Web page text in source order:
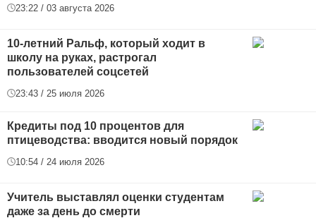
23:22 / 03 августа 2026
10-летний Ральф, который ходит в
школу на руках, растрогал
пользователей соцсетей
23:43 / 25 июля 2026
Кредиты под 10 процентов для
птицеводства: вводится новый порядок
10:54 / 24 июля 2026
Учитель выставлял оценки студентам
даже за день до смерти